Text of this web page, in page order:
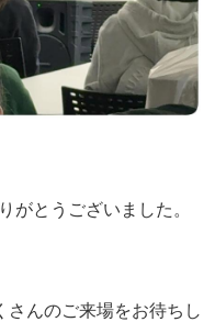
とうございました。
んのご来場をお待ちし